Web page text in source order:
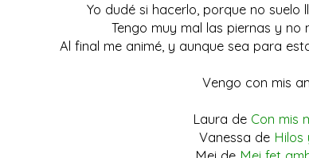
Yo dudé si hacerlo, porque no suelo
Tengo muy mal las piernas y no
Al final me animé, y aunque sea para
Vengo con mis
Laura de Con mis
Vanessa de Hilos